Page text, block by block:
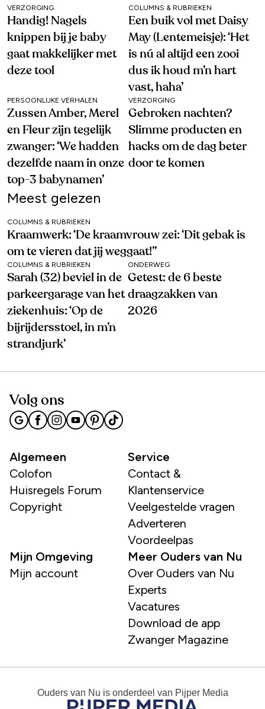
VERZORGING
Handig! Nagels
knippen bij je baby
gaat makkelijker met
deze tool
COLUMNS & RUBRIEKEN
Een buik vol met Daisy
May (Lentemeisje): ‘Het
is nú al altijd een zooi
dus ik houd m’n hart
vast, haha’
PERSOONLIJKE VERHALEN
Zussen Amber, Merel
en Fleur zijn tegelijk
zwanger: ‘We hadden
dezelfde naam in onze
top-3 babynamen’
VERZORGING
Gebroken nachten?
Slimme producten en
hacks om de dag beter
door te komen
Meest gelezen
COLUMNS & RUBRIEKEN
Kraamwerk: ‘De kraamvrouw zei: ‘Dit gebak is
om te vieren dat jij weggaat!’’
COLUMNS & RUBRIEKEN
Sarah (32) beviel in de
parkeergarage van het
ziekenhuis: ‘Op de
bijrijdersstoel, in m’n
strandjurk’
ONDERWEG
Getest: de 6 beste
draagzakken van
2026
Volg ons
Algemeen
Colofon
Huisregels Forum
Copyright
Service
Contact &
Klantenservice
Veelgestelde vragen
Adverteren
Voordeelpas
Mijn Omgeving
Mijn account
Meer Ouders van Nu
Over Ouders van Nu
Experts
Vacatures
Download de app
Zwanger Magazine
Ouders van Nu is onderdeel van Pijper Media